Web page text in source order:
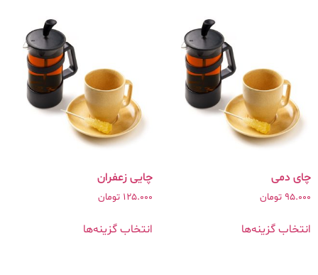
چای دمی
95.000 تومان
انتخاب گزینه‌ها
چایی زعفران
125.000 تومان
انتخاب گزینه‌ها